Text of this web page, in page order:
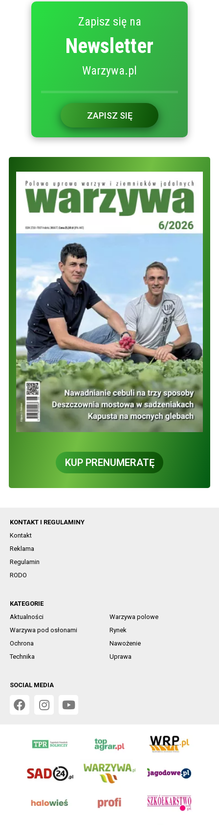
Zapisz się na
Newsletter
Warzywa.pl
ZAPISZ SIĘ
KUP PRENUMERATĘ
KONTAKT I REGULAMINY
Kontakt
Reklama
Regulamin
RODO
KATEGORIE
Aktualności
Warzywa polowe
Warzywa pod osłonami
Rynek
Ochrona
Nawożenie
Technika
Uprawa
SOCIAL MEDIA